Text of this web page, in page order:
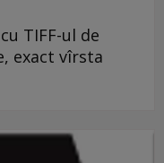
TIFF-ul de
exact vîrsta